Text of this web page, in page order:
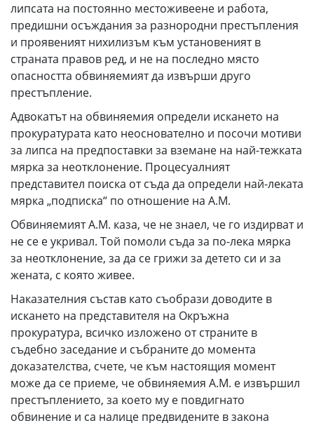
липсата на постоянно местоживеене и работа,
предишни осъждания за разнородни престъпления
и проявеният нихилизъм към установеният в
страната правов ред, и не на последно място
опасността обвиняемият да извърши друго
престъпление.
Адвокатът на обвиняемия определи искането на
прокуратурата като неоснователно и посочи мотиви
за липса на предпоставки за вземане на най-тежката
мярка за неотклонение. Процесуалният
представител поиска от съда да определи най-леката
мярка „подписка“ по отношение на А.М.
Обвиняемият А.М. каза, че не знаел, че го издирват и
не се е укривал. Той помоли съда за по-лека мярка
за неотклонение, за да се грижи за детето си и за
жената, с която живее.
Наказателния състав като съобрази доводите в
искането на представителя на Окръжна
прокуратура, всичко изложено от страните в
съдебно заседание и събраните до момента
доказателства, счете, че към настоящия момент
може да се приеме, че обвиняемия А.М. е извършил
престъплението, за което му е повдигнато
обвинение и са налице предвидените в закона